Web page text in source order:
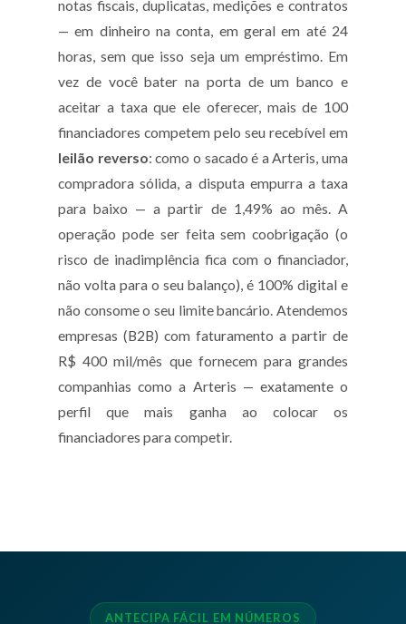
notas fiscais, duplicatas, medições e contratos
— em dinheiro na conta, em geral em até 24
horas, sem que isso seja um empréstimo. Em
vez de você bater na porta de um banco e
aceitar a taxa que ele oferecer, mais de 100
financiadores competem pelo seu recebível em
leilão reverso: como o sacado é a Arteris, uma
compradora sólida, a disputa empurra a taxa
para baixo — a partir de 1,49% ao mês. A
operação pode ser feita sem coobrigação (o
risco de inadimplência fica com o financiador,
não volta para o seu balanço), é 100% digital e
não consome o seu limite bancário. Atendemos
empresas (B2B) com faturamento a partir de
R$ 400 mil/mês que fornecem para grandes
companhias como a Arteris — exatamente o
perfil que mais ganha ao colocar os
financiadores para competir.
ANTECIPA FÁCIL EM NÚMEROS